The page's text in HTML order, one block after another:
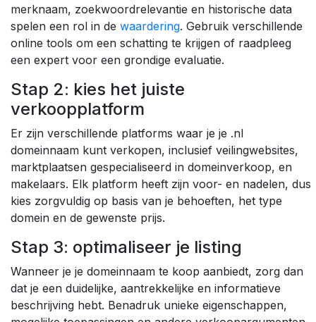
merknaam, zoekwoordrelevantie en historische data
spelen een rol in de waardering. Gebruik verschillende
online tools om een schatting te krijgen of raadpleeg
een expert voor een grondige evaluatie.
Stap 2: kies het juiste
verkoopplatform
Er zijn verschillende platforms waar je je .nl
domeinnaam kunt verkopen, inclusief veilingwebsites,
marktplaatsen gespecialiseerd in domeinverkoop, en
makelaars. Elk platform heeft zijn voor- en nadelen, dus
kies zorgvuldig op basis van je behoeften, het type
domein en de gewenste prijs.
Stap 3: optimaliseer je listing
Wanneer je je domeinnaam te koop aanbiedt, zorg dan
dat je een duidelijke, aantrekkelijke en informatieve
beschrijving hebt. Benadruk unieke eigenschappen,